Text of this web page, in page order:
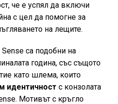
че е успял да включи
с цел да помогне за
на лещите.
са подобни на
година, със същото
като шлема, които
идентичност с конзолата
Мотивът с кръгло